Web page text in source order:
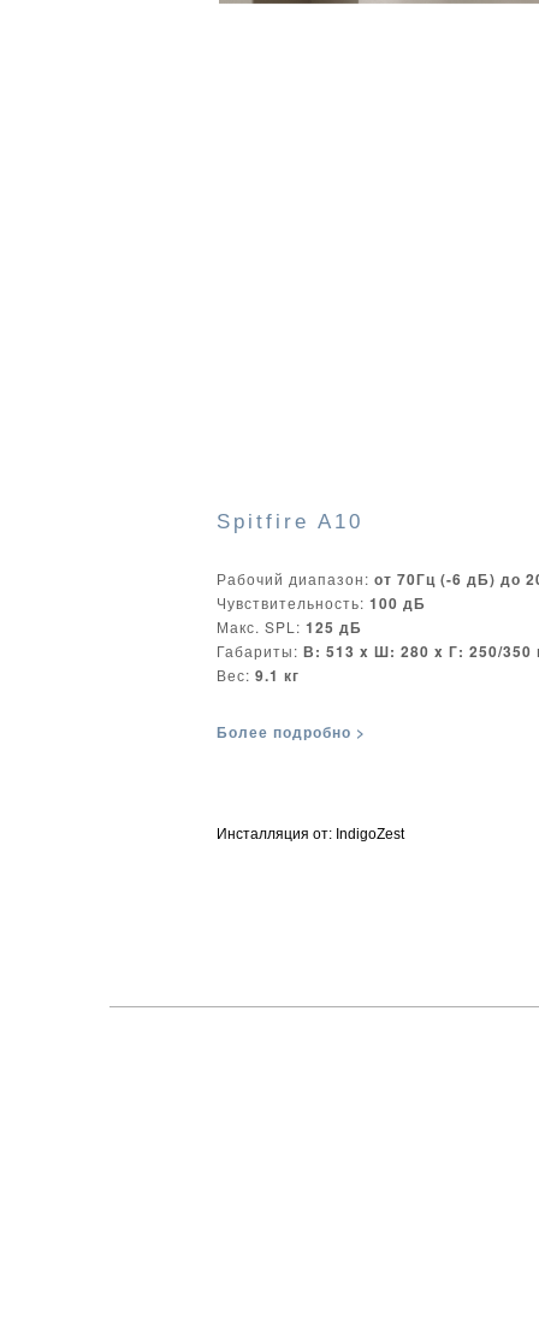
Spitfire A10
Рабочий диапазон: от 70Гц (-6 дБ) до
Чувствительность: 100 дБ
Макс. SPL: 125 дБ
Габариты: В: 513 x Ш: 280 x Г: 250/350
Вес: 9.1 кг
Более подробно >
Инсталляция от: IndigoZest